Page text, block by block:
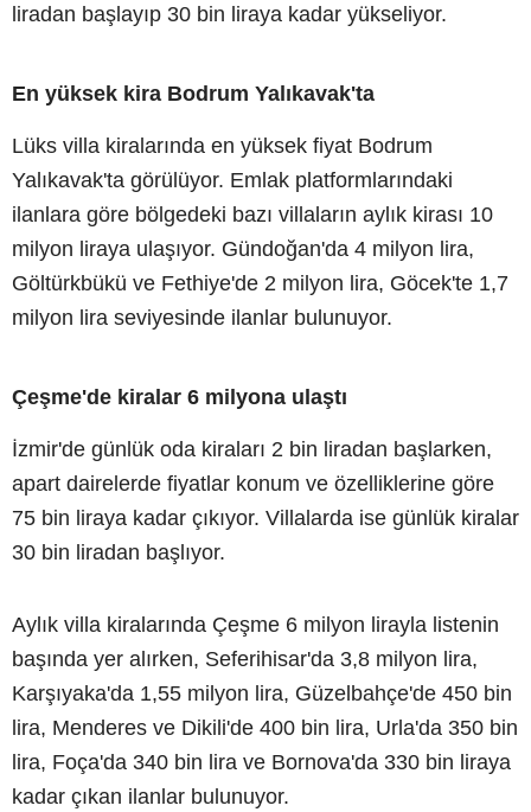
liradan başlayıp 30 bin liraya kadar yükseliyor.
En yüksek kira Bodrum Yalıkavak'ta
Lüks villa kiralarında en yüksek fiyat Bodrum
Yalıkavak'ta görülüyor. Emlak platformlarındaki
ilanlara göre bölgedeki bazı villaların aylık kirası 10
milyon liraya ulaşıyor. Gündoğan'da 4 milyon lira,
Göltürkbükü ve Fethiye'de 2 milyon lira, Göcek'te 1,7
milyon lira seviyesinde ilanlar bulunuyor.
Çeşme'de kiralar 6 milyona ulaştı
İzmir'de günlük oda kiraları 2 bin liradan başlarken,
apart dairelerde fiyatlar konum ve özelliklerine göre
75 bin liraya kadar çıkıyor. Villalarda ise günlük kiralar
30 bin liradan başlıyor.
Aylık villa kiralarında Çeşme 6 milyon lirayla listenin
başında yer alırken, Seferihisar'da 3,8 milyon lira,
Karşıyaka'da 1,55 milyon lira, Güzelbahçe'de 450 bin
lira, Menderes ve Dikili'de 400 bin lira, Urla'da 350 bin
lira, Foça'da 340 bin lira ve Bornova'da 330 bin liraya
kadar çıkan ilanlar bulunuyor.